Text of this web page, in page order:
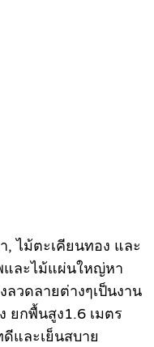
ไม้ตะเคียนทอง และ
ละไม้แผ่นใหญ่หา
วดลายต่างๆเป็นงาน
ยกพื้นสูง1.6 เมตร
และเย็นสบาย